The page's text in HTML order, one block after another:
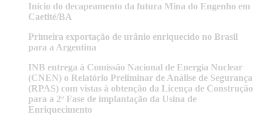
Início do decapeamento da futura Mina do Engenho em
Caetité/BA
Primeira exportação de urânio enriquecido no Brasil
para a Argentina
INB entrega à Comissão Nacional de Energia Nuclear
(CNEN) o Relatório Preliminar de Análise de Segurança
(RPAS) com vistas à obtenção da Licença de Construção
para a 2ª Fase de implantação da Usina de
Enriquecimento